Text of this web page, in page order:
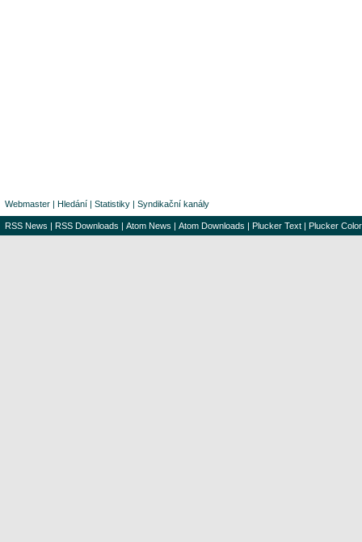
Webmaster | Hledání | Statistiky | Syndikační kanály
RSS News | RSS Downloads | Atom News | Atom Downloads | Plucker Text | Plucker Color